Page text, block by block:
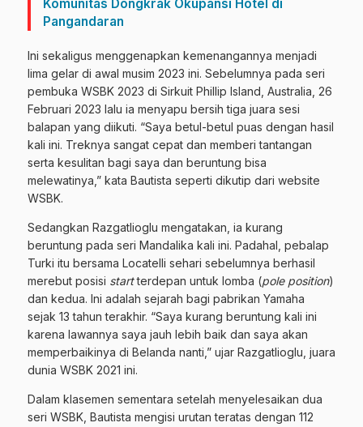
Komunitas Dongkrak Okupansi Hotel di
Pangandaran
Ini sekaligus menggenapkan kemenangannya menjadi
lima gelar di awal musim 2023 ini. Sebelumnya pada seri
pembuka WSBK 2023 di Sirkuit Phillip Island, Australia, 26
Februari 2023 lalu ia menyapu bersih tiga juara sesi
balapan yang diikuti. “Saya betul-betul puas dengan hasil
kali ini. Treknya sangat cepat dan memberi tantangan
serta kesulitan bagi saya dan beruntung bisa
melewatinya,” kata Bautista seperti dikutip dari website
WSBK.
Sedangkan Razgatlioglu mengatakan, ia kurang
beruntung pada seri Mandalika kali ini. Padahal, pebalap
Turki itu bersama Locatelli sehari sebelumnya berhasil
merebut posisi startterdepan untuk lomba (pole position)
dan kedua. Ini adalah sejarah bagi pabrikan Yamaha
sejak 13 tahun terakhir. “Saya kurang beruntung kali ini
karena lawannya saya jauh lebih baik dan saya akan
memperbaikinya di Belanda nanti,” ujar Razgatlioglu, juara
dunia WSBK 2021 ini.
Dalam klasemen sementara setelah menyelesaikan dua
seri WSBK, Bautista mengisi urutan teratas dengan 112